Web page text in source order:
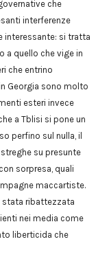
che
interferenze
interessante: si tratta
a quello che vige in
che entrino
Georgia sono molto
esteri invece
a Tblisi si pone un
perfino sul nulla, il
su presunte
sorpresa, quali
maccartiste.
stata ribattezzata
nei media come
liberticida che